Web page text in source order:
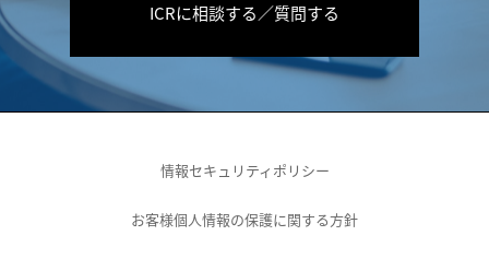
ICRに相談する／質問する
情報セキュリティポリシー
お客様個人情報の保護に関する方針